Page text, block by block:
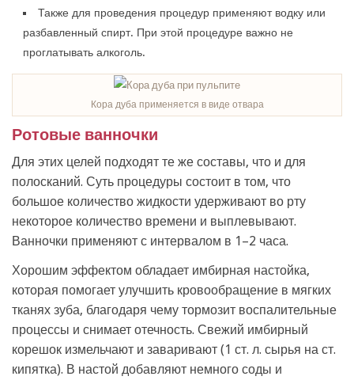
Также для проведения процедур применяют водку или
разбавленный спирт. При этой процедуре важно не
проглатывать алкоголь.
Кора дуба применяется в виде отвара
Ротовые ванночки
Для этих целей подходят те же составы, что и для
полосканий. Суть процедуры состоит в том, что
большое количество жидкости удерживают во рту
некоторое количество времени и выплевывают.
Ванночки применяют с интервалом в 1–2 часа.
Хорошим эффектом обладает имбирная настойка,
которая помогает улучшить кровообращение в мягких
тканях зуба, благодаря чему тормозит воспалительные
процессы и снимает отечность. Свежий имбирный
корешок измельчают и заваривают (1 ст. л. сырья на ст.
кипятка). В настой добавляют немного соды и